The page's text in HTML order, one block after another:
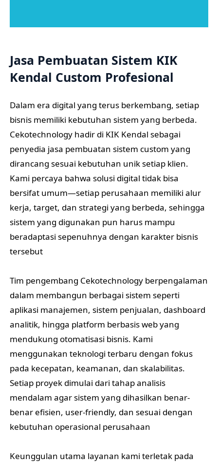
Jasa Pembuatan Sistem KIK
Kendal Custom Profesional
Dalam era digital yang terus berkembang, setiap
bisnis memiliki kebutuhan sistem yang berbeda.
Cekotechnology hadir di KIK Kendal sebagai
penyedia jasa pembuatan sistem custom yang
dirancang sesuai kebutuhan unik setiap klien.
Kami percaya bahwa solusi digital tidak bisa
bersifat umum—setiap perusahaan memiliki alur
kerja, target, dan strategi yang berbeda, sehingga
sistem yang digunakan pun harus mampu
beradaptasi sepenuhnya dengan karakter bisnis
tersebut
Tim pengembang Cekotechnology berpengalaman
dalam membangun berbagai sistem seperti
aplikasi manajemen, sistem penjualan, dashboard
analitik, hingga platform berbasis web yang
mendukung otomatisasi bisnis. Kami
menggunakan teknologi terbaru dengan fokus
pada kecepatan, keamanan, dan skalabilitas.
Setiap proyek dimulai dari tahap analisis
mendalam agar sistem yang dihasilkan benar-
benar efisien, user-friendly, dan sesuai dengan
kebutuhan operasional perusahaan
Keunggulan utama layanan kami terletak pada